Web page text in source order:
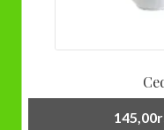
145,00